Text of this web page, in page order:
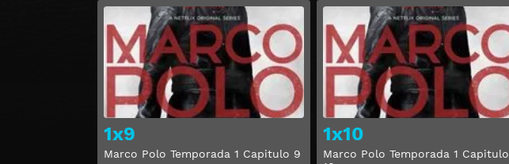
1x9
Marco Polo Temporada 1 Capitulo 9
1x10
Marco Polo Temporada 1 Capitulo